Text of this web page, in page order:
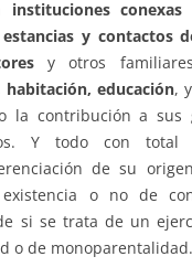
instituciones conexas
estancias y contactos
y otros
habitación, educación,
la contribución a sus
Y todo con total
de su
existencia o no de
si se trata de un
o de monoparentalidad.